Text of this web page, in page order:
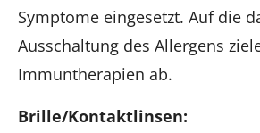
Symptome eingesetzt. Auf die
Ausschaltung des Allergens
Immuntherapien ab.
Brille/Kontaktlinsen: